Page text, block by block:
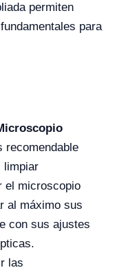
permiten
para
recomendable
limpiar
el microscopio
al máximo sus
con sus ajustes
las